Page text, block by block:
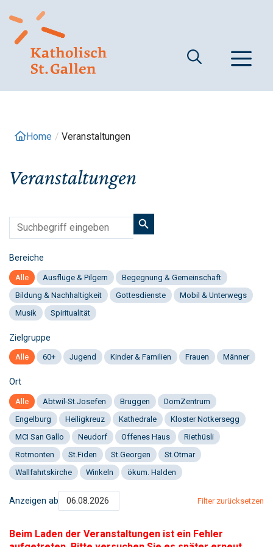
zum
Inhalt
Home / Veranstaltungen
Veranstaltungen
Bereiche
Alle Ausflüge & Pilgern
Begegnung & Gemeinschaft
Bildung & Nachhaltigkeit
Gottesdienste
Mobil & Unterwegs
Musik
Spiritualität
Zielgruppe
Alle 60+ Jugend Kinder & Familien Frauen Männer
Ort
Alle Abtwil-St.Josefen Bruggen
DomZentrum
Engelburg
Heiligkreuz Kathedrale
Kloster Notkersegg
MCI San Gallo
Neudorf Offenes Haus
Riethüsli
Rotmonten
St.Fiden St.Georgen
St.Otmar
Wallfahrtskirche
Winkeln ökum. Halden
Anzeigen ab Filter zurücksetzen
Beim Laden der Veranstaltungen ist ein Fehler